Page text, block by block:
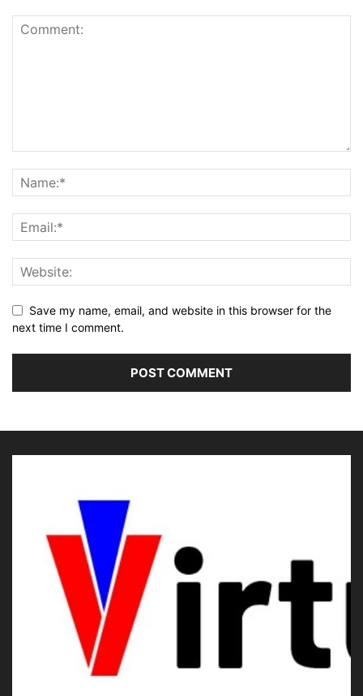
Save my name, email, and website in this browser for the
next time I comment.